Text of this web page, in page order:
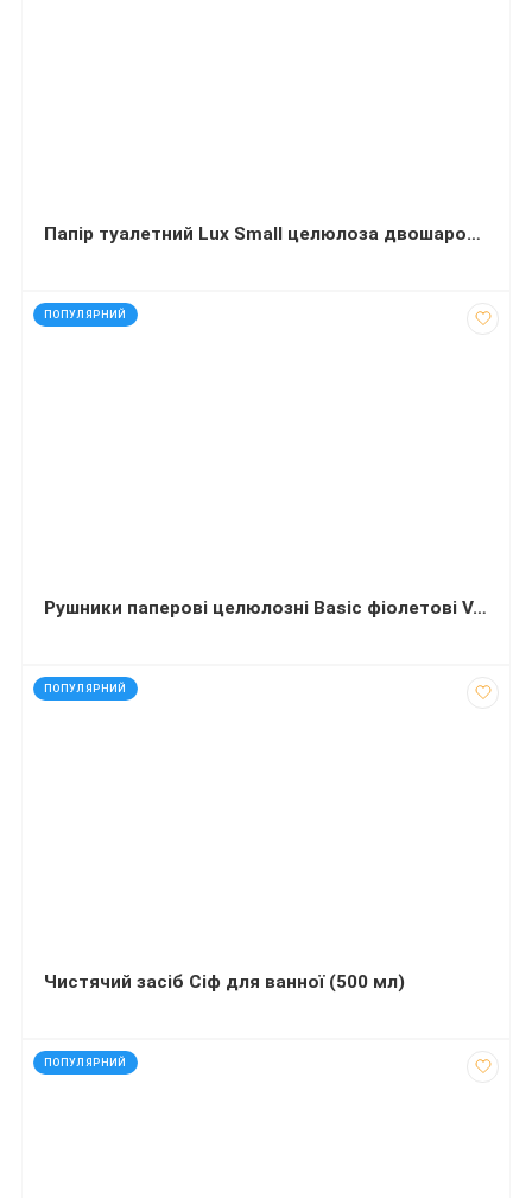
Папір туалетний Lux Small целюлоза двошарова 15 м 24 рулона
ПОПУЛЯРНИЙ
код: 12501
Рушники паперові целюлозні Basic фіолетові V-складання 1-шарові 230х210 мм 170 штук
ПОПУЛЯРНИЙ
код: 19094
Чистячий засіб Сіф для ванної (500 мл)
ПОПУЛЯРНИЙ
код: 40200